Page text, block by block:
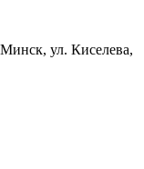
ул. Киселева,